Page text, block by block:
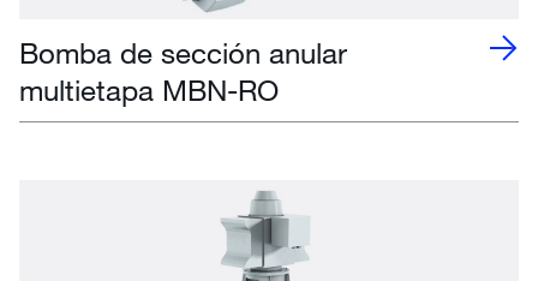
Bomba de sección anular
multietapa MBN-RO